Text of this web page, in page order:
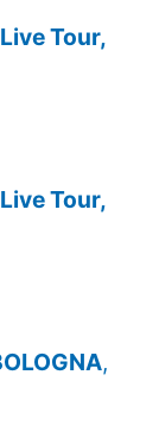
Tour,
Tour,
,